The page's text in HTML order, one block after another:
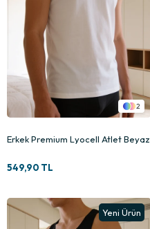
2
Erkek Premium Lyocell Atlet Beyaz
549,90 TL
Yeni Ürün